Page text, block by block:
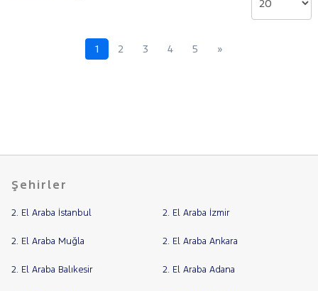
1 2 3 4 5 »
Şehirler
2. El Araba İstanbul 2. El Araba İzmir
2. El Araba Muğla 2. El Araba Ankara
2. El Araba Balıkesir 2. El Araba Adana